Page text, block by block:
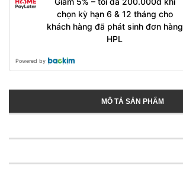
chọn kỳ hạn 6 & 12 tháng cho
khách hàng đã phát sinh đơn hàng
HPL
Powered by
MÔ TẢ SẢN PHẨM